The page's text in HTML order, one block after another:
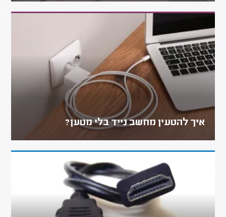
איך להטעין מחשב נייד בלי מטען?